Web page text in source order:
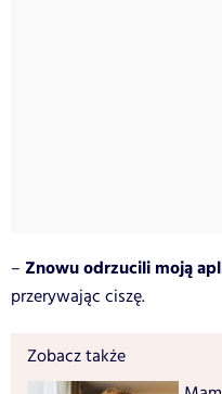
– Znowu odrzucili moją
przerywając ciszę.
Zobacz także